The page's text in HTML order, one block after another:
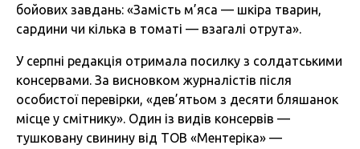
бойових завдань: «Замість м’яса — шкіра тварин,
сардини чи кілька в томаті — взагалі отрута».
У серпні редакція отримала посилку з солдатськими
консервами. За висновком журналістів після
особистої перевірки, «дев’ятьом з десяти бляшанок
місце у смітнику». Один із видів консервів —
тушковану свинину від ТОВ «Ментеріка» —